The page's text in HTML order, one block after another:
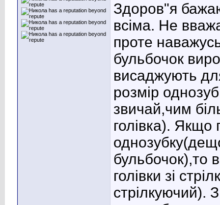
Здоров"я
всіма. Не
проте
бульбочок
висаджують
розмір
звичай,чим
голівка). Якщо
бульбочок),то
голівки зі
стрілкуючий).